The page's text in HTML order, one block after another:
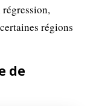
régions
de